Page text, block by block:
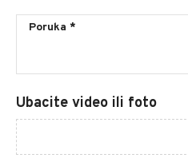
Ubacite video ili foto